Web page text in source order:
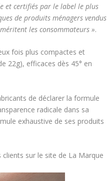
et certifiés par le label le plus
de produits ménagers vendus
les consommateurs ».
fois plus compactes et
22g), efficaces dès 45° en
de déclarer la formule
radicale dans sa
exhaustive de ses produits
clients sur le site de La Marque